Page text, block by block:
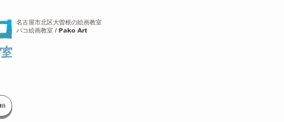
名古屋市北区大曽根の絵画教室
パコ絵画教室 / Pako Art
日